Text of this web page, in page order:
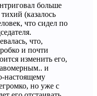
больше
(казалось
что сидел по
что,
и почти
изменить его,
и
настоящему
но уже с